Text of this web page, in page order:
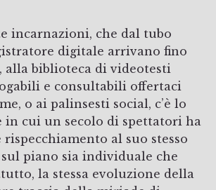
incarnazioni, che dal tubo
digitale arrivano fino
alla biblioteca di videotesti
e consultabili offertaci
o ai palinsesti social, c’è lo
in cui un secolo di spettatori ha
al suo stesso
piano sia individuale che
la stessa evoluzione della